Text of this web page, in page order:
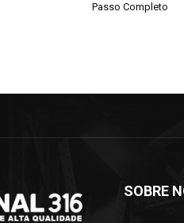
Passo Completo
SOBRE